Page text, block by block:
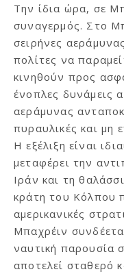
Την ίδια ώρα, σε
συναγερμός. Στο
σειρήνες
πολίτες να
κινηθούν προς
ένοπλες δυνάμεις
αεράμυνας
πυραυλικές και μη
Η εξέλιξη είναι
μεταφέρει την
Ιράν και τη
κράτη του Κόλπου
αμερικανικές
Μπαχρέιν
ναυτική παρουσία
αποτελεί σταθερό